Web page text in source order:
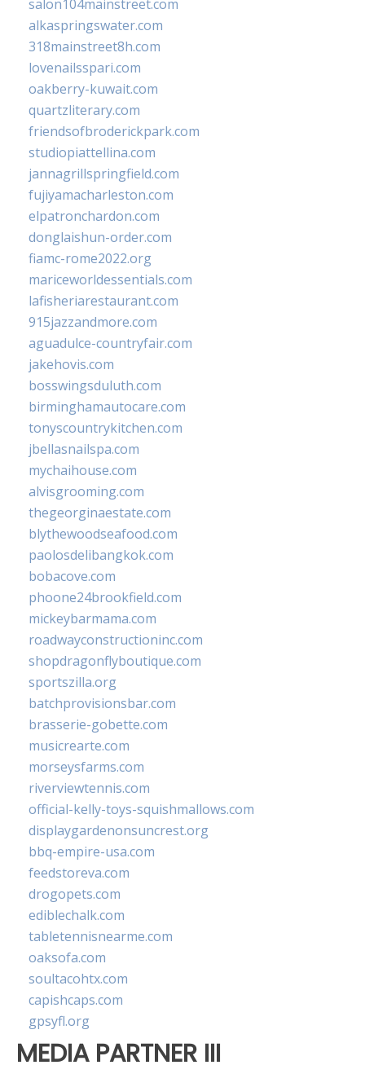
salon104mainstreet.com
alkaspringswater.com
318mainstreet8h.com
lovenailsspari.com
oakberry-kuwait.com
quartzliterary.com
friendsofbroderickpark.com
studiopiattellina.com
jannagrillspringfield.com
fujiyamacharleston.com
elpatronchardon.com
donglaishun-order.com
fiamc-rome2022.org
mariceworldessentials.com
lafisheriarestaurant.com
915jazzandmore.com
aguadulce-countryfair.com
jakehovis.com
bosswingsduluth.com
birminghamautocare.com
tonyscountrykitchen.com
jbellasnailspa.com
mychaihouse.com
alvisgrooming.com
thegeorginaestate.com
blythewoodseafood.com
paolosdelibangkok.com
bobacove.com
phoone24brookfield.com
mickeybarmama.com
roadwayconstructioninc.com
shopdragonflyboutique.com
sportszilla.org
batchprovisionsbar.com
brasserie-gobette.com
musicrearte.com
morseysfarms.com
riverviewtennis.com
official-kelly-toys-squishmallows.com
displaygardenonsuncrest.org
bbq-empire-usa.com
feedstoreva.com
drogopets.com
ediblechalk.com
tabletennisnearme.com
oaksofa.com
soultacohtx.com
capishcaps.com
gpsyfl.org
MEDIA PARTNER III